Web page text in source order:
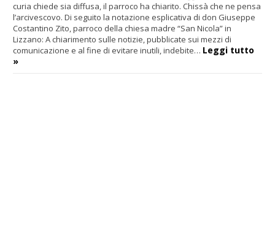
curia chiede sia diffusa, il parroco ha chiarito. Chissà che ne pensa
l’arcivescovo. Di seguito la notazione esplicativa di don Giuseppe
Costantino Zito, parroco della chiesa madre “San Nicola” in
Lizzano: A chiarimento sulle notizie, pubblicate sui mezzi di
comunicazione e al fine di evitare inutili, indebite… Leggi tutto
»